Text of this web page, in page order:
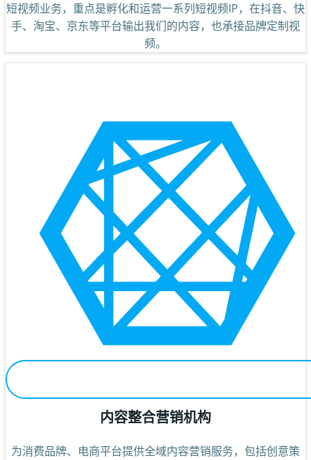
短视频业务，重点是孵化和运营一系列短视频IP，在抖音、快
手、淘宝、京东等平台输出我们的内容，也承接品牌定制视
频。
内容整合营销机构
为消费品牌、电商平台提供全域内容营销服务，包括创意策